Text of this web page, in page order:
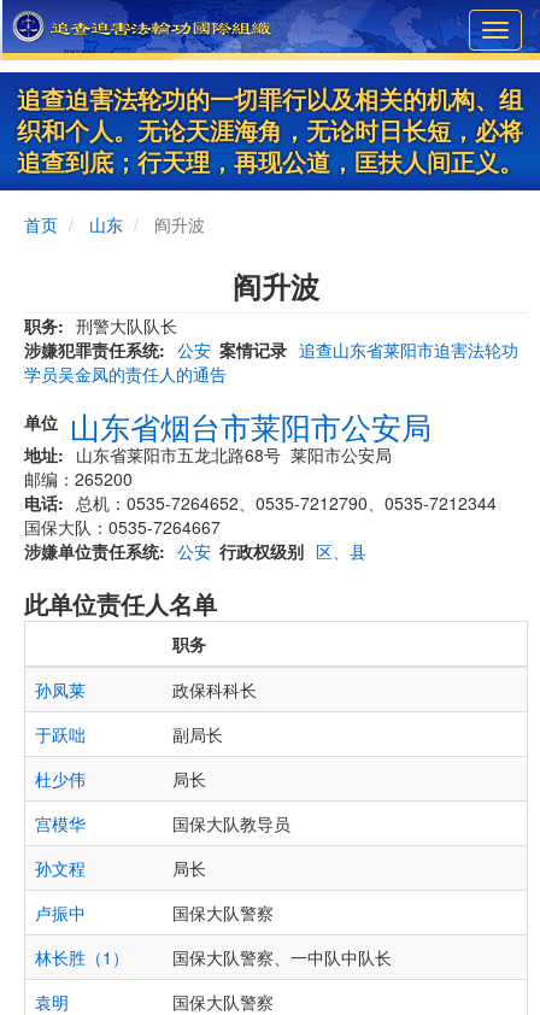
Skip
to
main
content
追查迫害法轮功的一切罪行以及相关的机构、组
织和个人。无论天涯海角，无论时日长短，必将
追查到底；行天理，再现公道，匡扶人间正义。
首页 山东 阎升波
阎升波
职务
刑警大队队长
涉嫌犯罪责任系统
公安 案情记录 追查山东省莱阳市迫害法轮功
学员吴金凤的责任人的通告
单位 山东省烟台市莱阳市公安局
地址
山东省莱阳市五龙北路68号 莱阳市公安局
邮编：265200
电话
总机：0535-7264652、0535-7212790、0535-7212344
国保大队：0535-7264667
涉嫌单位责任系统
公安 行政权级别 区、县
此单位责任人名单
职务
孙凤莱
政保科科长
于跃咄
副局长
杜少伟
局长
宫模华
国保大队教导员
孙文程
局长
卢振中
国保大队警察
林长胜（1）
国保大队警察、一中队中队长
袁明
国保大队警察